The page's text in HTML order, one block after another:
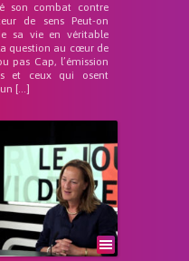
son combat contre
de sens Peut-on
sa vie en véritable
question au cœur de
pas Cap, l’émission
et ceux qui osent
[…]